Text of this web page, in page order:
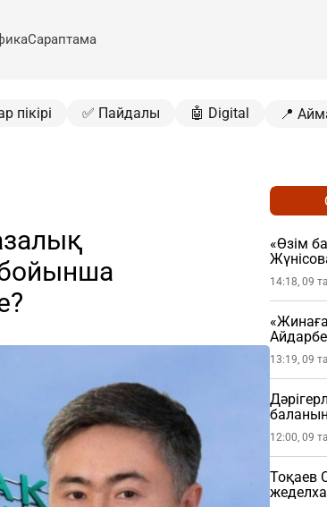
Сараптама
пікірі ✅ Пайдалы 🤖 Digital 📍
«Өзім
түсіндірді
14:18, 09
(ВИДЕО)
13:19, 09
12:00, 09
Тоқаев